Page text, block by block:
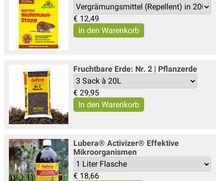
€ 12,49
Fruchtbare Erde: Nr. 2 | Pflanzerde
€ 29,95
Lubera® Activizer® Effektive
Mikroorganismen
€ 18,66